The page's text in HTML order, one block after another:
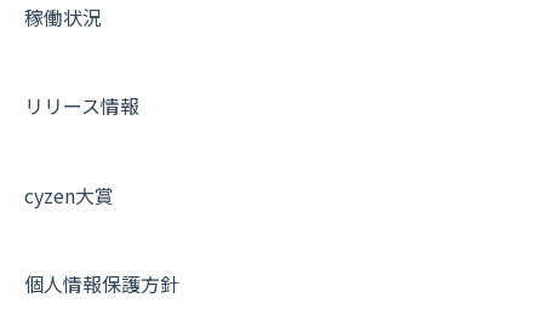
その他よくある質問
稼働状況
リリース情報
cyzen大賞
個人情報保護方針